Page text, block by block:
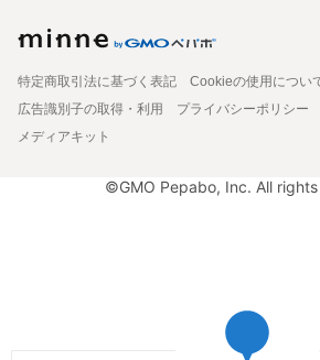
特定商取引法に基づく表記
Cookieの使用につい
広告識別子の取得・利用
プライバシーポリシー
メディアキット
©GMO Pepabo, Inc. All